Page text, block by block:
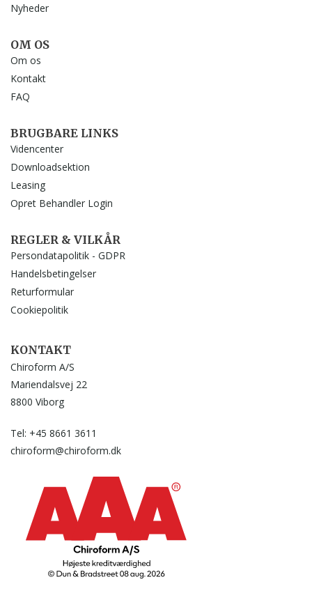
Nyheder
OM OS
Om os
Kontakt
FAQ
BRUGBARE LINKS
Videncenter
Downloadsektion
Leasing
Opret Behandler Login
REGLER & VILKÅR
Persondatapolitik - GDPR
Handelsbetingelser
Returformular
Cookiepolitik
KONTAKT
Chiroform A/S
Mariendalsvej 22
8800 Viborg
Tel: +45 8661 3611
chiroform@chiroform.dk